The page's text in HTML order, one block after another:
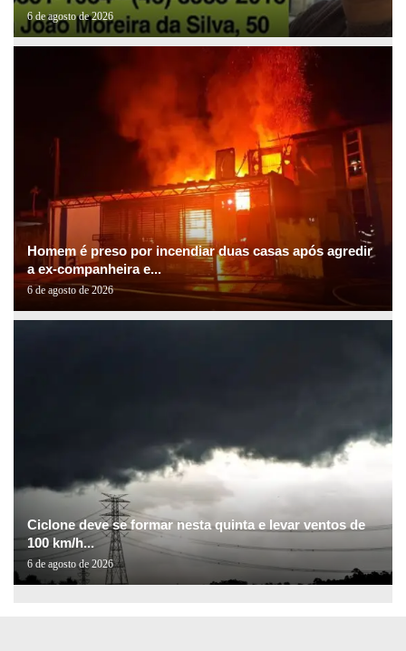
6 de agosto de 2026
Homem é preso por incendiar duas casas após agredir
a ex-companheira e...
6 de agosto de 2026
Ciclone deve se formar nesta quinta e levar ventos de
100 km/h...
6 de agosto de 2026